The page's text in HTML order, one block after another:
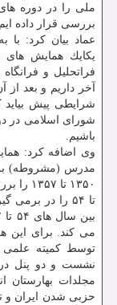
بررسی قرار داده ایم.
عماد بیان كرد: با
یكایك همایش های
فراتحلیل و
آخر داریم و بعد
شرایطی پیش
شورای اسلامی در
باشیم.
مدرس (مشروطه)
تا ۵۴ را در
توسط كمیته
نشست و دو پنل
مجلدات
حزبی شدن ایران و